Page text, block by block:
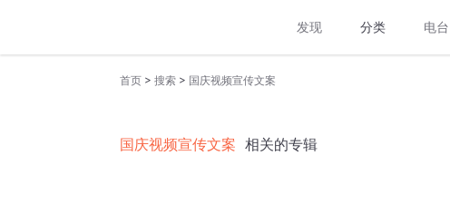
发现 分类 电台
首页 > 搜索 > 国庆视频宣传文案
国庆视频宣传文案 相关的专辑